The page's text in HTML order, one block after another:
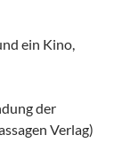
ein Kino,
der
Verlag)